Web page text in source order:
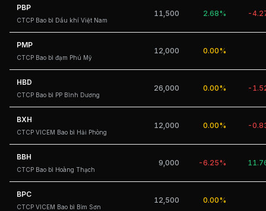
PBP
CTCP Bao bì Dầu khí Việt Nam
11,500 2.68% -
PMP
CTCP Bao bì đạm Phú Mỹ
12,000 0.00%
HBD
CTCP Bao bì PP Bình Dương
26,000 0.00% -
BXH
CTCP VICEM Bao bì Hải Phòng
12,000 0.00% -
BBH
CTCP Bao bì Hoàng Thạch
9,000 -6.25%
BPC
CTCP VICEM Bao bì Bỉm Sơn
12,500 0.00%